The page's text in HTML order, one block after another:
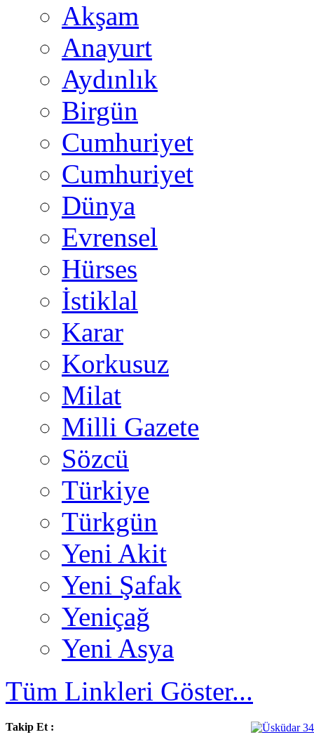
Akşam
Anayurt
Aydınlık
Birgün
Cumhuriyet
Cumhuriyet
Dünya
Evrensel
Hürses
İstiklal
Karar
Korkusuz
Milat
Milli Gazete
Sözcü
Türkiye
Türkgün
Yeni Akit
Yeni Şafak
Yeniçağ
Yeni Asya
Tüm Linkleri Göster...
Takip Et :